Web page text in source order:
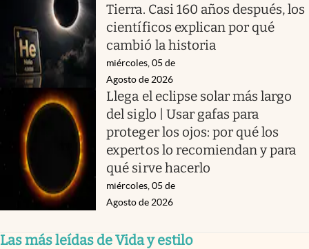
Tierra. Casi 160 años después, los
científicos explican por qué
cambió la historia
miércoles, 05 de
Agosto de 2026
Llega el eclipse solar más largo
del siglo | Usar gafas para
proteger los ojos: por qué los
expertos lo recomiendan y para
qué sirve hacerlo
miércoles, 05 de
Agosto de 2026
Las más leídas de Vida y estilo